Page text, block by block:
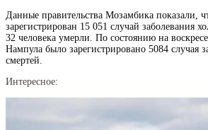
Данные правительства Мозамбика показали,
зарегистрирован 15 051 случай заболевания
32 человека умерли. По состоянию на
Нампула было зарегистрировано 5084 случая
смертей.
Интересное: